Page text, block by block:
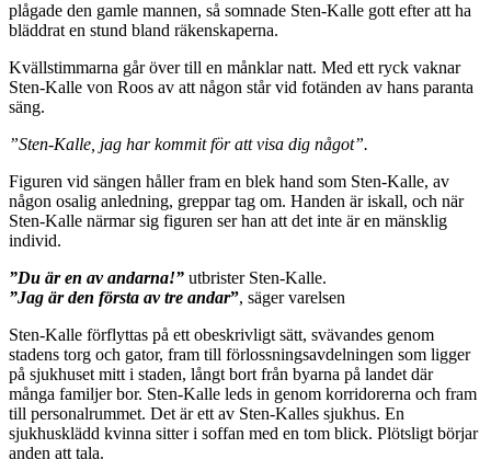
plågade den gamle mannen, så somnade Sten-Kalle gott efter att ha
bläddrat en stund bland räkenskaperna.
Kvällstimmarna går över till en månklar natt. Med ett ryck vaknar
Sten-Kalle von Roos av att någon står vid fotänden av hans paranta
säng.
”Sten-Kalle, jag har kommit för att visa dig något”.
Figuren vid sängen håller fram en blek hand som Sten-Kalle, av
någon osalig anledning, greppar tag om. Handen är iskall, och när
Sten-Kalle närmar sig figuren ser han att det inte är en mänsklig
individ.
”Du är en av andarna!” utbrister Sten-Kalle.
”Jag är den första av tre andar”, säger varelsen
Sten-Kalle förflyttas på ett obeskrivligt sätt, svävandes genom
stadens torg och gator, fram till förlossningsavdelningen som ligger
på sjukhuset mitt i staden, långt bort från byarna på landet där
många familjer bor. Sten-Kalle leds in genom korridorerna och fram
till personalrummet. Det är ett av Sten-Kalles sjukhus. En
sjukhusklädd kvinna sitter i soffan med en tom blick. Plötsligt börjar
anden att tala.